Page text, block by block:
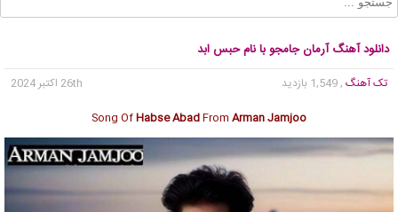
دانلود آهنگ آرمان جامجو با نام حبس ابد
تک آهنگ , 1,549 بازدید
26th اکتبر 2024
Song OfHabse AbadFrom Arman Jamjoo